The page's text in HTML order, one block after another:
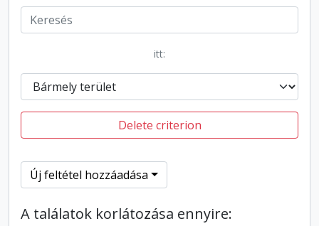
itt:
Delete criterion
Új feltétel hozzáadása
A találatok korlátozása ennyire: